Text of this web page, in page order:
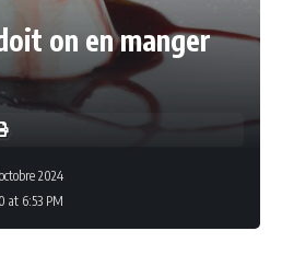
on en manger
2024
at 6:53 PM